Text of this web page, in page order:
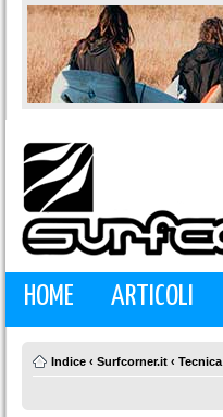
HOME ARTICOLI
Indice ‹ Surfcorner.it ‹ Tecnica